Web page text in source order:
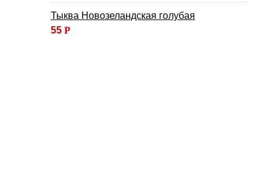
Тыква Новозеландская голубая
55 Р